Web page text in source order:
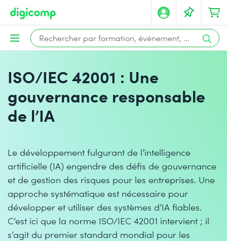
ISO/IEC 42001 : Une
gouvernance responsable
de l’IA
Le développement fulgurant de l’intelligence
artificielle (IA) engendre des défis de gouvernance
et de gestion des risques pour les entreprises. Une
approche systématique est nécessaire pour
développer et utiliser des systèmes d’IA fiables.
C’est ici que la norme ISO/IEC 42001 intervient ; il
s’agit du premier standard mondial pour les